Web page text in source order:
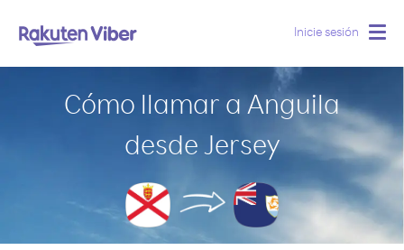
Inicie sesión
Cómo llamar a Anguila
desde Jersey